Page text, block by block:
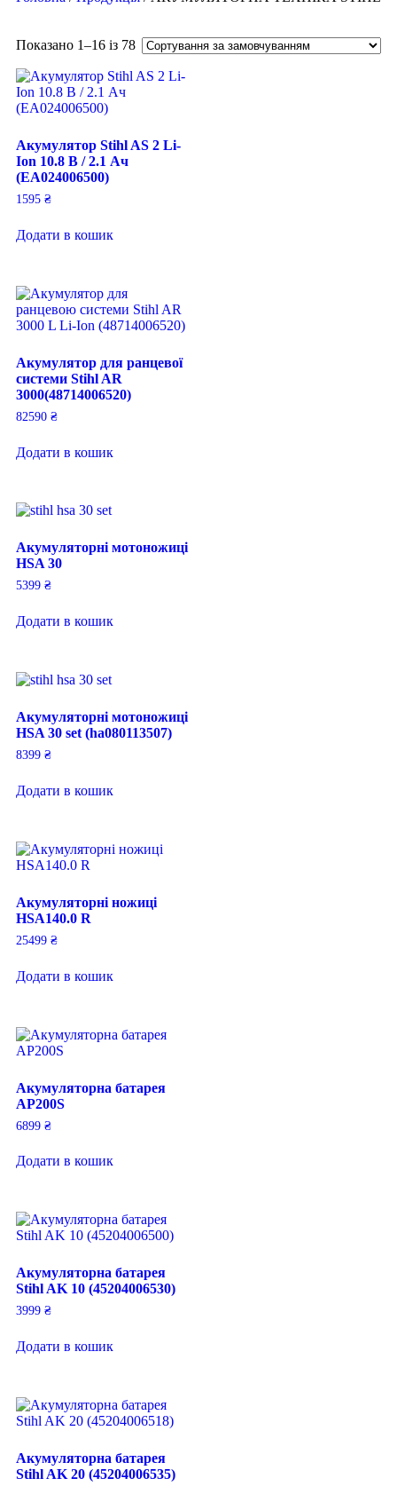
Показано 1–16 із 78
Акумулятор Stihl AS 2 Li-
Ion 10.8 В / 2.1 Ач
(EA024006500)
1595 ₴
Додати в кошик
Акумулятор для ранцевої
системи Stihl AR
3000(48714006520)
82590 ₴
Додати в кошик
Акумуляторні мотоножиці
HSA 30
5399 ₴
Додати в кошик
Акумуляторні мотоножиці
HSA 30 set (ha080113507)
8399 ₴
Додати в кошик
Акумуляторні ножиці
HSA140.0 R
25499 ₴
Додати в кошик
Акумуляторна батарея
AP200S
6899 ₴
Додати в кошик
Акумуляторна батарея
Stihl AK 10 (45204006530)
3999 ₴
Додати в кошик
Акумуляторна батарея
Stihl AK 20 (45204006535)